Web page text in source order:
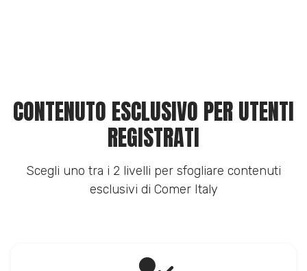
CONTENUTO ESCLUSIVO PER UTENTI
REGISTRATI
Scegli uno tra i 2 livelli per sfogliare contenuti
esclusivi di Comer Italy